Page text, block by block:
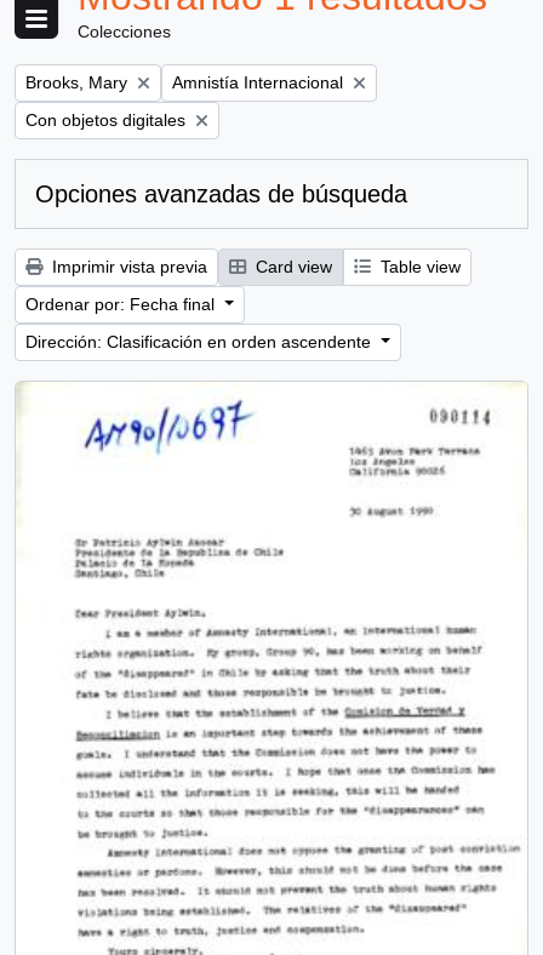
Colecciones
Remove filter:
Brooks, Mary Remove filter:
Amnistía Internacional
Remove filter:
Con objetos digitales
Opciones avanzadas de búsqueda
Imprimir vista previa Card view
Table view
Ordenar por: Fecha final
Dirección: Clasificación en orden ascendente